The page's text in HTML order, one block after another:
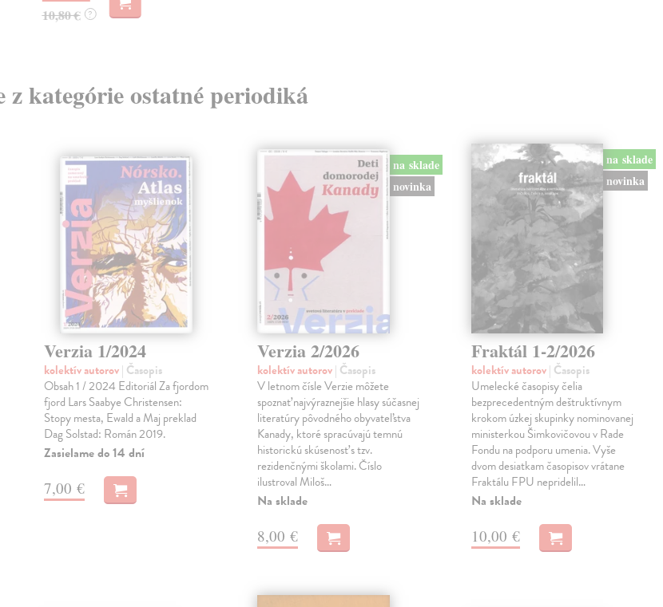
10,80 € ?
z kategórie ostatné periodiká
Verzia 1/2024
kolektív autorov| Časopis
Obsah 1 / 2024 Editoriál Za fjordom
fjord Lars Saabye Christensen:
Stopy mesta, Ewald a Maj preklad
Dag Solstad: Román 2019.
Zasielame do 14 dní
7,00 €
na sklade
novinka
Verzia 2/2026
kolektív autorov| Časopis
V letnom čísle Verzie môžete
spoznať najvýraznejšie hlasy súčasnej
literatúry pôvodného obyvateľstva
Kanady, ktoré spracúvajú temnú
historickú skúsenosť s tzv.
rezidenčnými školami. Číslo
ilustroval Miloš…
Na sklade
8,00 €
na sklade
novinka
Fraktál 1-2/2026
kolektív autorov| Časopis
Umelecké časopisy čelia
bezprecedentným deštruktívnym
krokom úzkej skupinky nominovanej
ministerkou Šimkovičovou v Rade
Fondu na podporu umenia. Vyše
dvom desiatkam časopisov vrátane
Fraktálu FPU nepridelil…
Na sklade
10,00 €